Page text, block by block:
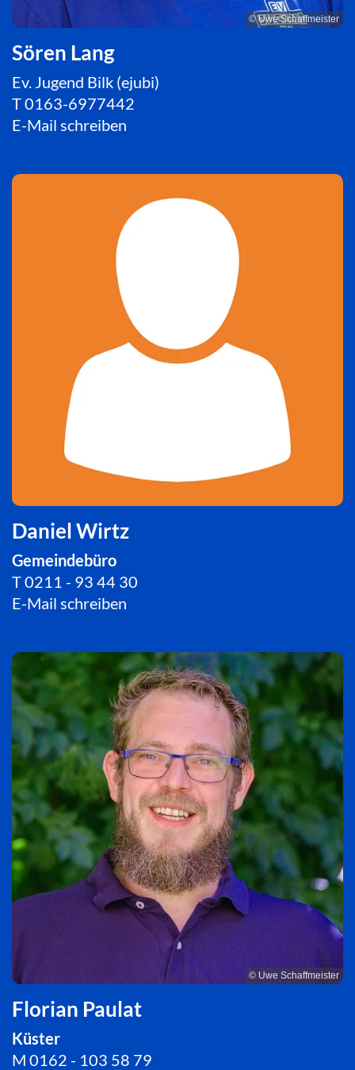
© Uwe Schaffmeister
Sören Lang
Ev. Jugend Bilk (ejubi)
T0163-6977442
E-Mail schreiben
Daniel Wirtz
Gemeindebüro
T0211 - 93 44 30
E-Mail schreiben
© Uwe Schaffmeister
Florian Paulat
Küster
M 0162 - 103 58 79